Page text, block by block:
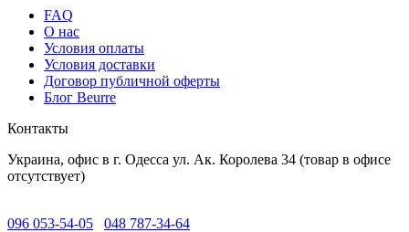
FAQ
O нас
Условия оплаты
Условия доставки
Договор публичной оферты
Блог Beurre
Контакты
Украина, офис в г. Одесса ул. Ак. Королева 34 (товар в офисе
отсутствует)
096 053-54-05
048 787-34-64